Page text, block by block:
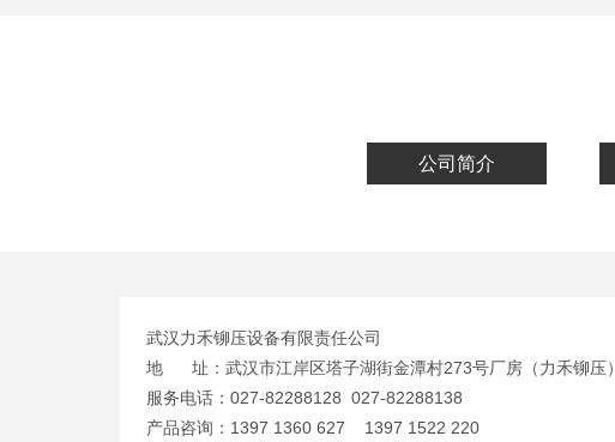
公司简介
武汉力禾铆压设备有限责任公司
地 址：武汉市江岸区塔子湖街金潭村273号厂房（力禾铆压）
服务电话：027-82288128 027-82288138
产品咨询：1397 1360 627 1397 1522 220